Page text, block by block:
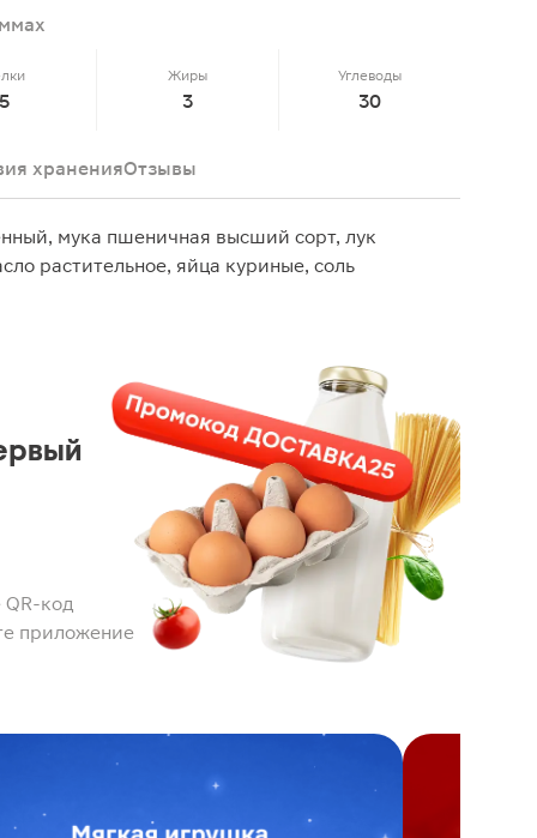
5
Жиры
3
Углеводы
30
храненияОтзывы
мука пшеничная высший сорт, лук
растительное, яйца куриные, соль
код
приложение